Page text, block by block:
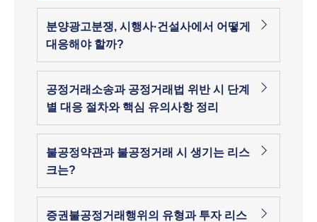
분양광고분쟁, 시행사·건설사에서 어떻게
대응해야 할까?
공정거래소송과 공정거래법 위반 시 단계
별 대응 절차와 핵심 유의사항 정리
불공정약관과 불공정거래 시 생기는 리스
크는?
증권불공정거래행위의 유형과 투자 리스